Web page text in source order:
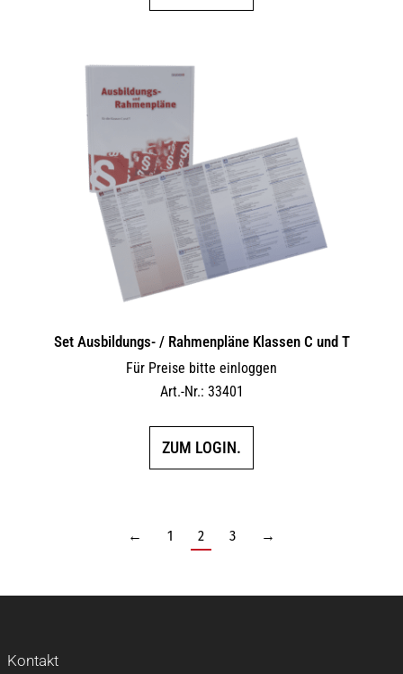
Set Ausbildungs- / Rahmenpläne Klassen C und T
Für Preise bitte einloggen
Art.-Nr.: 33401
ZUM LOGIN.
← 1 2 3 →
Kontakt